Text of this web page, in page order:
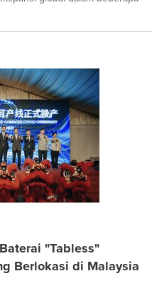
"Tabless"
Berlokasi di Malaysia